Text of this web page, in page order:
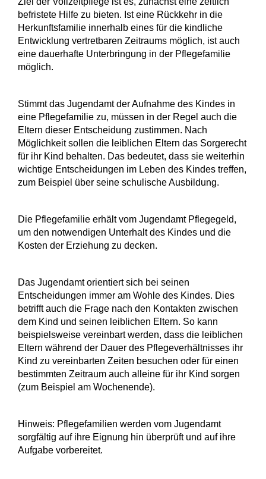
befristete Hilfe zu bieten. Isteine Rückkehr in die
Herkunftsfamilie innerhalb eines für die kindliche
Entwicklung vertretbaren Zeitraums möglich, ist auch
eine dauerhafte Unterbringung in der Pflegefamilie
möglich.
Stimmt das Jugendamt der Aufnahme des Kindes in
eine Pflegefamilie zu, müssen in der Regel auch die
Eltern dieser Entscheidung zustimmen. Nach
Möglichkeit sollen die leiblichen Eltern das Sorgerecht
für ihr Kind behalten. Das bedeutet, dass sie weiterhin
wichtige Entscheidungen im Leben des Kindes treffen,
zum Beispiel über seine schulische Ausbildung.
Die Pflegefamilie erhält vom Jugendamt Pflegegeld,
um den notwendigen Unterhalt des Kindes und die
Kosten der Erziehung zu decken.
Das Jugendamt orientiert sich bei seinen
Entscheidungen immer am Wohle des Kindes. Dies
betrifft auch die Frage nach den Kontakten zwischen
dem Kind und seinen leiblichen Eltern. So kann
beispielsweise vereinbart werden, dass die leiblichen
Eltern während der Dauer des Pflegeverhältnisses ihr
Kind zu vereinbarten Zeiten besuchen oder für einen
bestimmten Zeitraum auch alleine für ihr Kind sorgen
(zum Beispiel am Wochenende).
Hinweis: Pflegefamilien werden vom Jugendamt
sorgfältig auf ihre Eignung hin überprüft und auf ihre
Aufgabe vorbereitet.